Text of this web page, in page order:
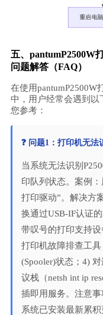
五、pantumP2500W
问题解答（FAQ）
在使用pantumP2500W
中，用户经常会遇到以
您参考：
❓ 问题1：打印机无
当系统无法识别
印队列状态。案例
打印驱动”。解决方
换通过USB-IF认证
带叹号的打印支持
打印机故障排查工
(Spooler)状态；4)
议栈（netsh int ip
插即用服务。注意
系统已安装最新累积